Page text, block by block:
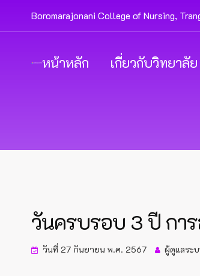
Boromarajonani College of Nursing,
หน้าหลัก เกี่ยวกับวิทยาลัย
วันครบรอบ 3 ปี กา
วันที่ 27 กันยายน พ.ศ. 2567 ผู้ดูแลระ